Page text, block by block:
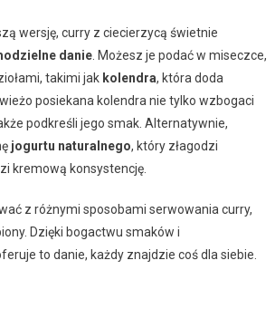
wersję, curry z ciecierzycą świetnie
danie. Możesz je podać w miseczce,
takimi jak kolendra, która doda
posiekana kolendra nie tylko wzbogaci
podkreśli jego smak. Alternatywnie,
jogurtu naturalnego, który złagodzi
kremową konsystencję.
z różnymi sposobami serwowania curry,
Dzięki bogactwu smaków i
to danie, każdy znajdzie coś dla siebie.